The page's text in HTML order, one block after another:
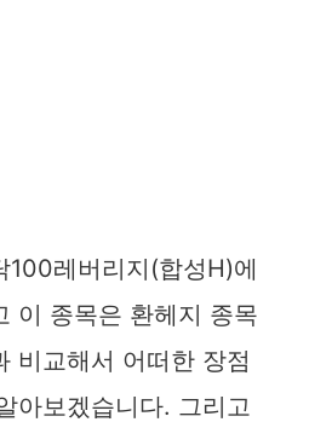
100레버리지(합성H)에
이 종목은 환헤지 종목
비교해서 어떠한 장점
아보겠습니다. 그리고